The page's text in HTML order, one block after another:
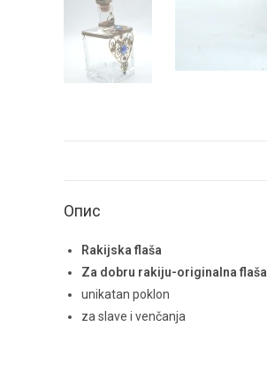
Опис
Rakijska flaša
Za dobru rakiju-originalna flaša
unikatan poklon
za slave i venčanja